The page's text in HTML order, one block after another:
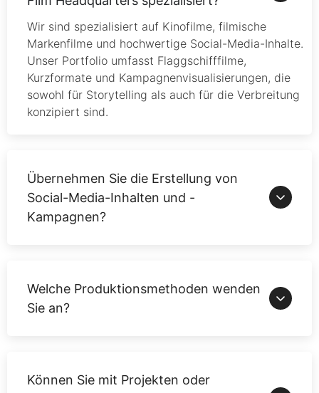
Wir sind spezialisiert auf Kinofilme, filmische
Markenfilme und hochwertige Social-Media-Inhalte.
Unser Portfolio umfasst Flaggschifffilme,
Kurzformate und Kampagnenvisualisierungen, die
sowohl für Storytelling als auch für die Verbreitung
konzipiert sind.
Übernehmen Sie die Erstellung von
Social-Media-Inhalten und -
Kampagnen?
Welche Produktionsmethoden wenden
Sie an?
Können Sie mit Projekten oder